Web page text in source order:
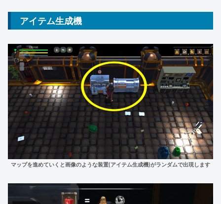
アイテム生成機
マップを進めていくと画像のような装置(アイテム生成機)がランダムで出現します